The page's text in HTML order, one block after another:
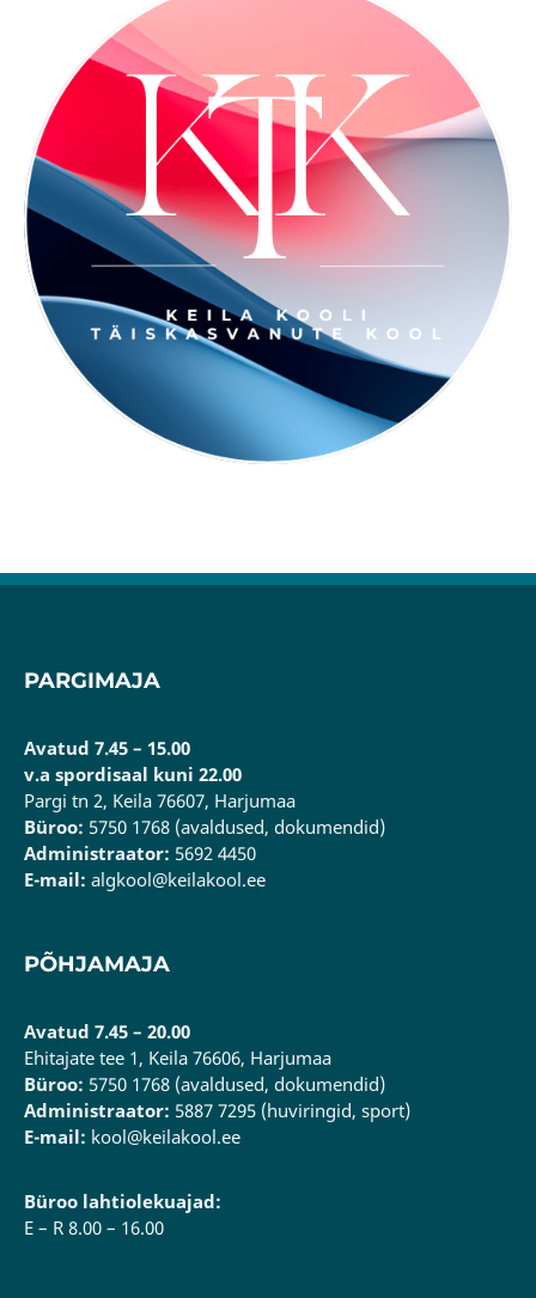
PARGIMAJA
Avatud 7.45 – 15.00
v.a spordisaal kuni 22.00
Pargi tn 2, Keila 76607, Harjumaa
Büroo: 5750 1768 (avaldused, dokumendid)
Administraator: 5692 4450
E-mail: algkool@keilakool.ee
PÕHJAMAJA
Avatud 7.45 – 20.00
Ehitajate tee 1, Keila 76606, Harjumaa
Büroo: 5750 1768 (avaldused, dokumendid)
Administraator: 5887 7295 (huviringid, sport)
E-mail: kool@keilakool.ee
Büroo lahtiolekuajad:
E – R 8.00 – 16.00